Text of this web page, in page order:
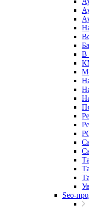
В
Seo-